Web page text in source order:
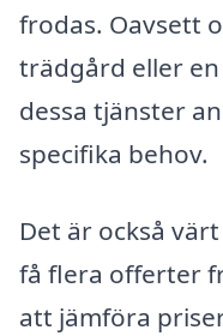
frodas. Oavsett
trädgård eller
dessa tjänster
specifika behov.
Det är också
få flera offerter
att jämföra